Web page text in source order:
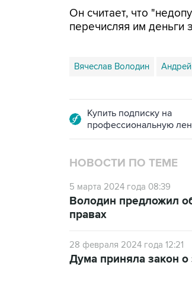
Он считает, что
перечисляя им деньги
Вячеслав Володин
Купить подписку на
профессиональную
НОВОСТИ ПО ТЕМЕ
5 марта 2024 года 08:39
Володин предложил
правах
28 февраля 2024 года 12:21
Дума приняла закон